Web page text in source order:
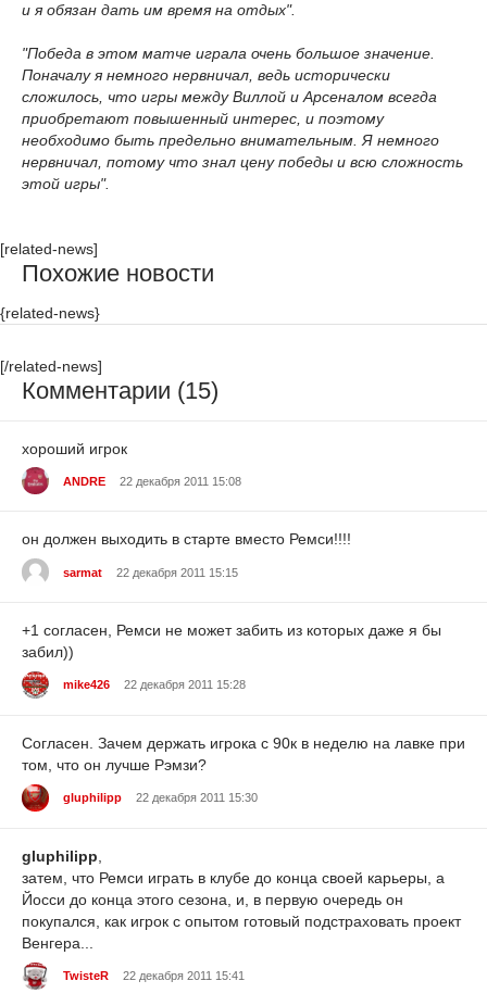
и я обязан дать им время на отдых".
"Победа в этом матче играла очень большое значение.
Поначалу я немного нервничал, ведь исторически
сложилось, что игры между Виллой и Арсеналом всегда
приобретают повышенный интерес, и поэтому
необходимо быть предельно внимательным. Я немного
нервничал, потому что знал цену победы и всю сложность
этой игры".
[related-news]
Похожие новости
{related-news}
[/related-news]
Комментарии (15)
хороший игрок
ANDRE 22 декабря 2011 15:08
он должен выходить в старте вместо Ремси!!!!
sarmat 22 декабря 2011 15:15
+1 согласен, Ремси не может забить из которых даже я бы
забил))
mike426 22 декабря 2011 15:28
Согласен. Зачем держать игрока с 90к в неделю на лавке при
том, что он лучше Рэмзи?
gluphilipp 22 декабря 2011 15:30
gluphilipp
затем, что Ремси играть в клубе до конца своей карьеры, а
Йосси до конца этого сезона, и, в первую очередь он
покупался, как игрок с опытом готовый подстраховать проект
Венгера...
TwisteR 22 декабря 2011 15:41